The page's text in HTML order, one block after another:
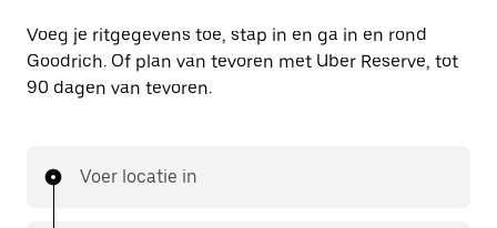
Voeg je ritgegevens toe, stap in en ga in en rond
Goodrich. Of plan van tevoren met Uber Reserve, tot
90 dagen van tevoren.
Voer locatie in